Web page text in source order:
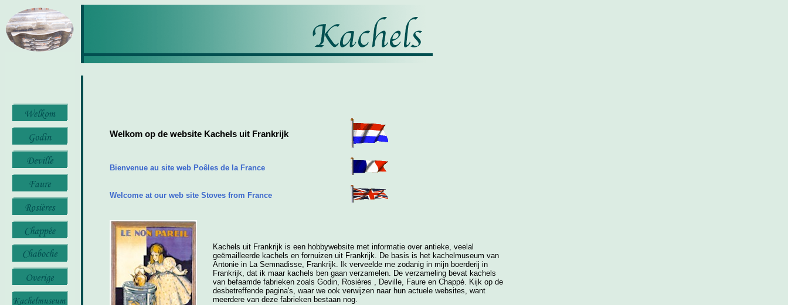
Welkom op de website Kachels uit Frankrijk
Bienvenue au site web Poêles de la France
Welcome at our web site Stoves from France
Kachels uit Frankrijk is een hobbywebsite met informatie over antieke, veelal
geëmailleerde kachels en fornuizen uit Frankrijk. De basis is het kachelmuseum van
Antonie in La Semnadisse, Frankrijk. Ik verveelde me zodanig in mijn boerderij in
Frankrijk, dat ik maar kachels ben gaan verzamelen. De verzameling bevat kachels
van befaamde fabrieken zoals Godin, Rosières , Deville, Faure en Chappé. Kijk op de
desbetreffende pagina's, waar we ook verwijzen naar hun actuele websites, want
meerdere van deze fabrieken bestaan nog.